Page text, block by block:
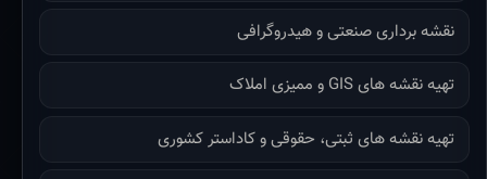
نقشه برداری صنعتی و هیدروگرافی
تهیه نقشه های GIS و ممیزی املاک
تهیه نقشه های ثبتی، حقوقی و کاداستر کشوری